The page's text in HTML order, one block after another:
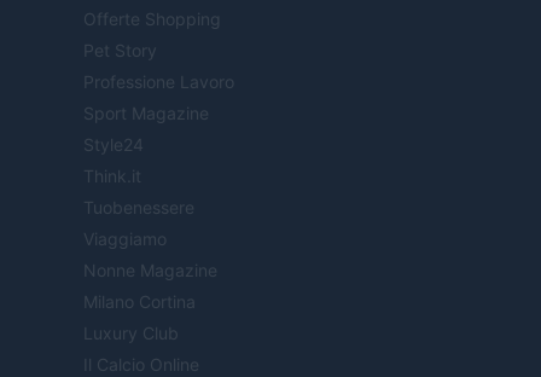
Offerte Shopping
Pet Story
Professione Lavoro
Sport Magazine
Style24
Think.it
Tuobenessere
Viaggiamo
Nonne Magazine
Milano Cortina
Luxury Club
Il Calcio Online